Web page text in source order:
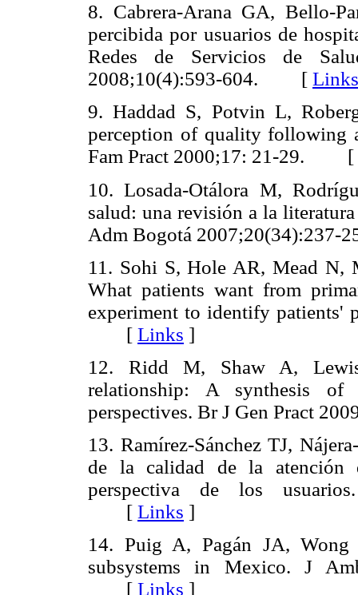
8. Cabrera-Arana GA, Bello-
percibida por usuarios de
Redes de Servicios de
2008;10(4):593-604. [ Links
9. Haddad S, Potvin L,
perception of quality following
Fam Pract 2000;17: 21-29. [
10. Losada-Otálora M,
salud: una revisión a la
Adm Bogotá
11. Sohi S, Hole AR, Mead
What patients want from
experiment to identify patients'
[ Links ]
12. Ridd M, Shaw A,
relationship: A synthesis of
perspectives. Br J Gen Pract
13. Ramírez-Sánchez TJ,
de la calidad de la atención
perspectiva de los
[ Links ]
14. Puig A, Pagán JA, Wong
subsystems in Mexico. J
[ Links ]